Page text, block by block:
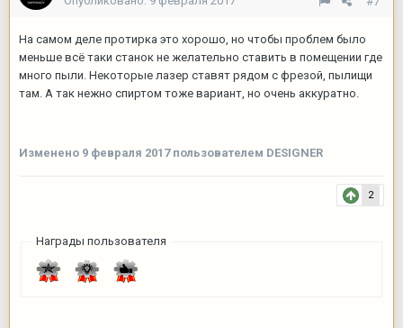
На самом деле протирка это хорошо, но чтобы проблем было
меньше всё таки станок не желательно ставить в помещении где
много пыли. Некоторые лазер ставят рядом с фрезой, пылищи
там. А так нежно спиртом тоже вариант, но очень аккуратно.
Изменено 9 февраля 2017пользователем DESIGNER
2
Награды пользователя